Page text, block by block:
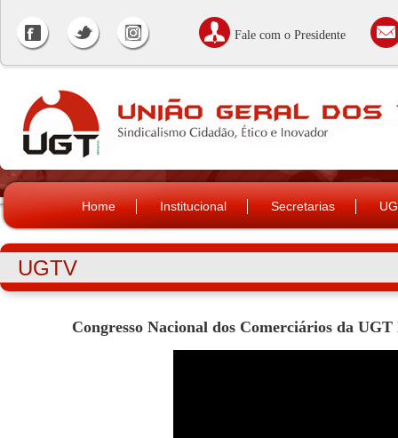
Fale com o Presidente
Home Institucional Secretarias
UGTV
Congresso Nacional dos Comerciários da